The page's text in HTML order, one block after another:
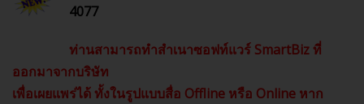
4077
ท่านสามารถทำสำเนาซอฟท์แวร์ SmartBiz ที่
ออกมาจากบริษัท
เพื่อเผยแพร่ได้ ทั้งในรูปแบบสื่อ Offline หรือ Online หาก